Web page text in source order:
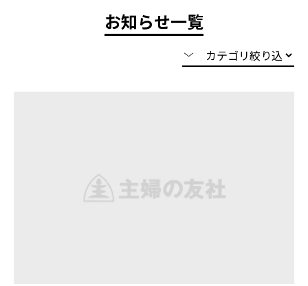
お知らせ一覧